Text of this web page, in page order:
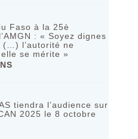
Faso à la 25è
: « Soyez dignes
(…) l’autorité ne
elle se mérite »
tiendra l’audience sur
2025 le 8 octobre